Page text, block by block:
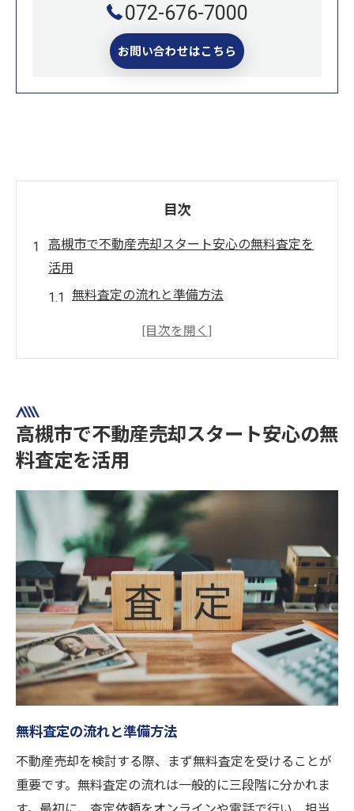
072-676-7000
お問い合わせはこちら
目次
高槻市で不動産売却スタート安心の無料査定を
活用
無料査定の流れと準備方法
高槻市の市場動向を理解する
地域密着の査定サービスの選び方
不動産売却の第一歩高槻市で無料査定を受ける
無料査定がもたらす安心感
査定結果を活用した売却プランの策定
地元の専門家による適正価格の提示
査定を通じて得られる市場情報
手数料を抑えた売却の実現
査定から売却までのサポート内容
安心の不動産売却高槻市での無料査定が鍵
査定を通じたリスクの把握
安心取引を実現するためのポイント
買い手との交渉を有利に進める方法
査定で得た情報を活用した価格設定
高槻市で不動産売却スタート安心の無
料査定を活用
無料査定の流れと準備方法
不動産売却を検討する際、まず無料査定を受けることが
重要です。無料査定の流れは一般的に三段階に分かれま